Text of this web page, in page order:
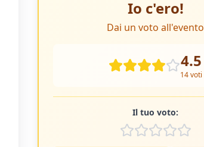
Io c'ero!
Dai un voto all'evento
4.5
14voti
Il tuo voto: